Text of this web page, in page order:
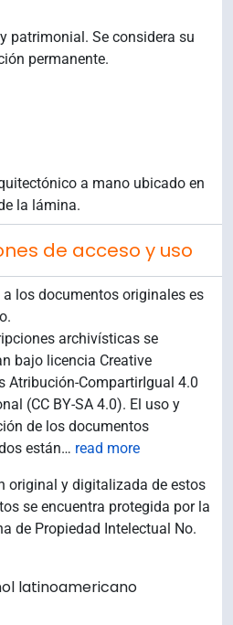
patrimonial. Se considera su
permanente.
a mano ubicado en
la lámina.
de acceso y uso
a los documentos originales es
archivísticas se
bajo licencia Creative
Atribución-CompartirIgual 4.0
(CC BY-SA 4.0). El uso y
de los documentos
están… read more
original y digitalizada de estos
se encuentra protegida por la
de Propiedad Intelectual No.
latinoamericano